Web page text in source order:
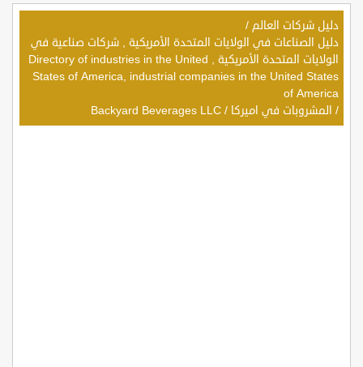
دليل شركات العالم /
دليل الصناعات في الولايات المتحدة الأمريكية , شركات صناعية في
الولايات المتحدة الأمريكية , Directory of industries in the United
States of America, industrial companies in the United States
of America
/ المشروبات في اميركا /
Backyard Beverages LLC